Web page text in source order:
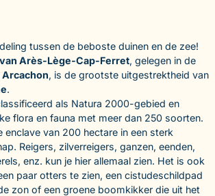
tussen de beboste duinen en de zee!
van Arès-Lège-Cap-Ferret, gelegen in de
Arcachon, is de grootste uitgestrektheid van
.
als Natura 2000-gebied en
flora en fauna met meer dan 250 soorten.
enclave van 200 hectare in een sterk
Reigers, zilverreigers, ganzen, eenden,
enz. kun je hier allemaal zien. Het is ook
paar otters te zien, een cistudeschildpad
zon of een groene boomkikker die uit het